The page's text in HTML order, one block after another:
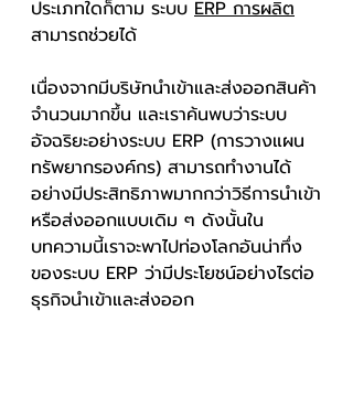
ประเภทใดก็ตาม ระบบ ERP การผลิต
สามารถช่วยได้
เนื่องจากมีบริษัทนำเข้าและส่งออกสินค้า
จำนวนมากขึ้น และเราค้นพบว่าระบบ
อัจฉริยะอย่างระบบ ERP (การวางแผน
ทรัพยากรองค์กร) สามารถทำงานได้
อย่างมีประสิทธิภาพมากกว่าวิธีการนำเข้า
หรือส่งออกแบบเดิม ๆ ดังนั้นใน
บทความนี้เราจะพาไปท่องโลกอันน่าทึ่ง
ของระบบ ERP ว่ามีประโยชน์อย่างไรต่อ
ธุรกิจนำเข้าและส่งออก